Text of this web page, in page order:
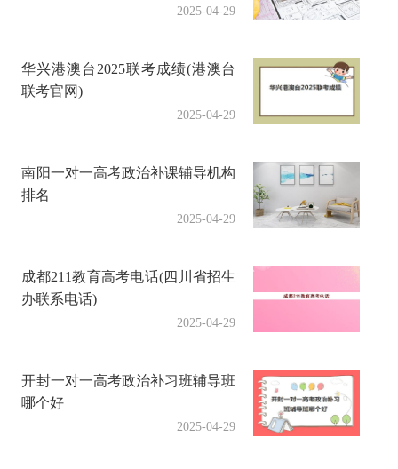
2025-04-29
华兴港澳台2025联考成绩(港澳台
联考官网)
2025-04-29
南阳一对一高考政治补课辅导机构
排名
2025-04-29
成都211教育高考电话(四川省招生
办联系电话)
2025-04-29
开封一对一高考政治补习班辅导班
哪个好
2025-04-29